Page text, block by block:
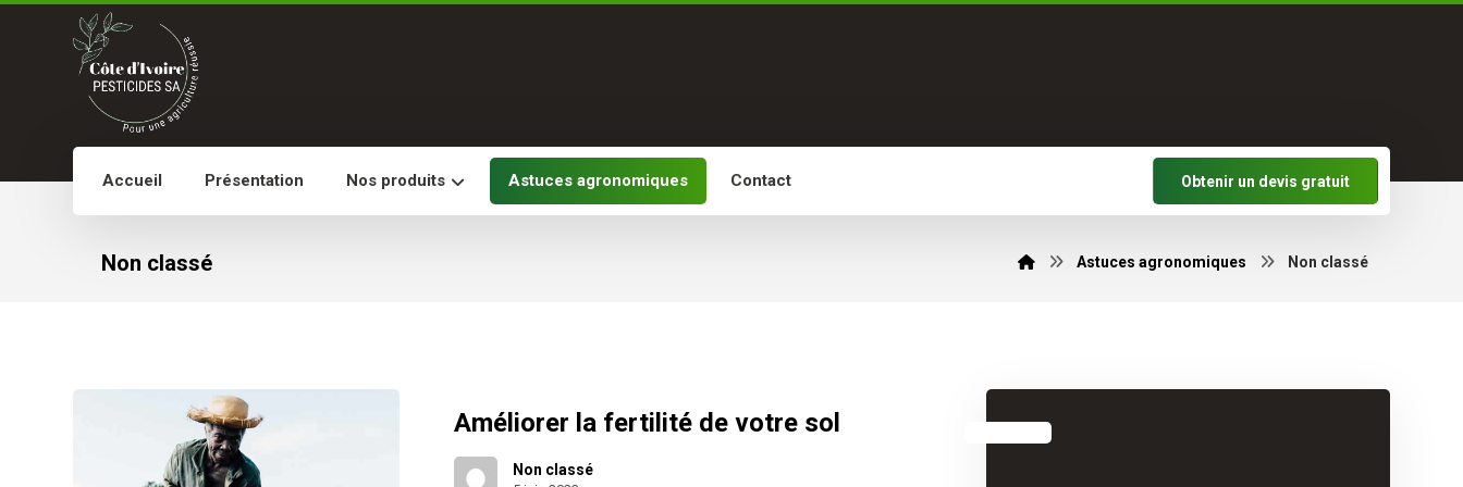
Accueil Présentation Nos produits Astuces agronomiques Contact Obtenir un devis gratuit
Non classé Astuces agronomiques Non classé
Améliorer la fertilité de votre sol
Non classé